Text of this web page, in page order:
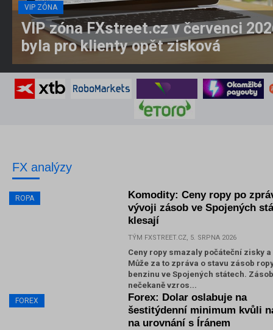
VIP ZÓNA
VIP zóna FXstreet.cz v červenci
byla pro klienty opět zisková
Červenec byl pro členy VIP zóny FXstreet.cz
dalším úspě...
Celý článek ⇾
FX analýzy
ROPA
Komodity: Ceny ropy po
vývoji zásob ve Spojených
klesají
TÝM FXSTREET.CZ, 5. SRPNA 2026
Ceny ropy smazaly počáteční zisky
Může za to zpráva o stavu zásob
benzinu ve Spojených státech.
nečekaně vzros...
FOREX
Forex: Dolar oslabuje na
šestitýdenní minimum kvůli
na urovnání s Íránem